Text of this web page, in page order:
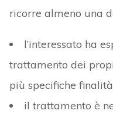
ricorre almeno una
l’interessato ha
trattamento dei
più specifiche
il trattamento è